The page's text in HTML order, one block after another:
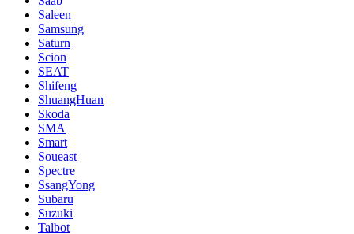
Saleen
Samsung
Saturn
Scion
SEAT
Shifeng
ShuangHuan
Skoda
SMA
Smart
Soueast
Spectre
SsangYong
Subaru
Suzuki
Talbot